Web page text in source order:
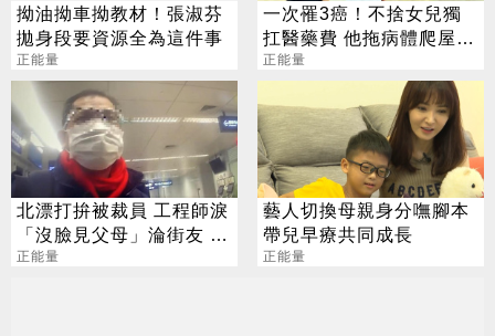
拗油拗車拗教材！張淑芬
拋身段要資源全為這件事
正能量
一次罹3癌！不捨女兒獨
扛醫藥費 他拖病體爬屋修
房
正能量
北漂打拚被裁員 工程師淚
「沒臉見父母」淪街友 警
暖送車票
正能量
藝人切換母親身分嘸腳本
帶兒早療共同成長
正能量